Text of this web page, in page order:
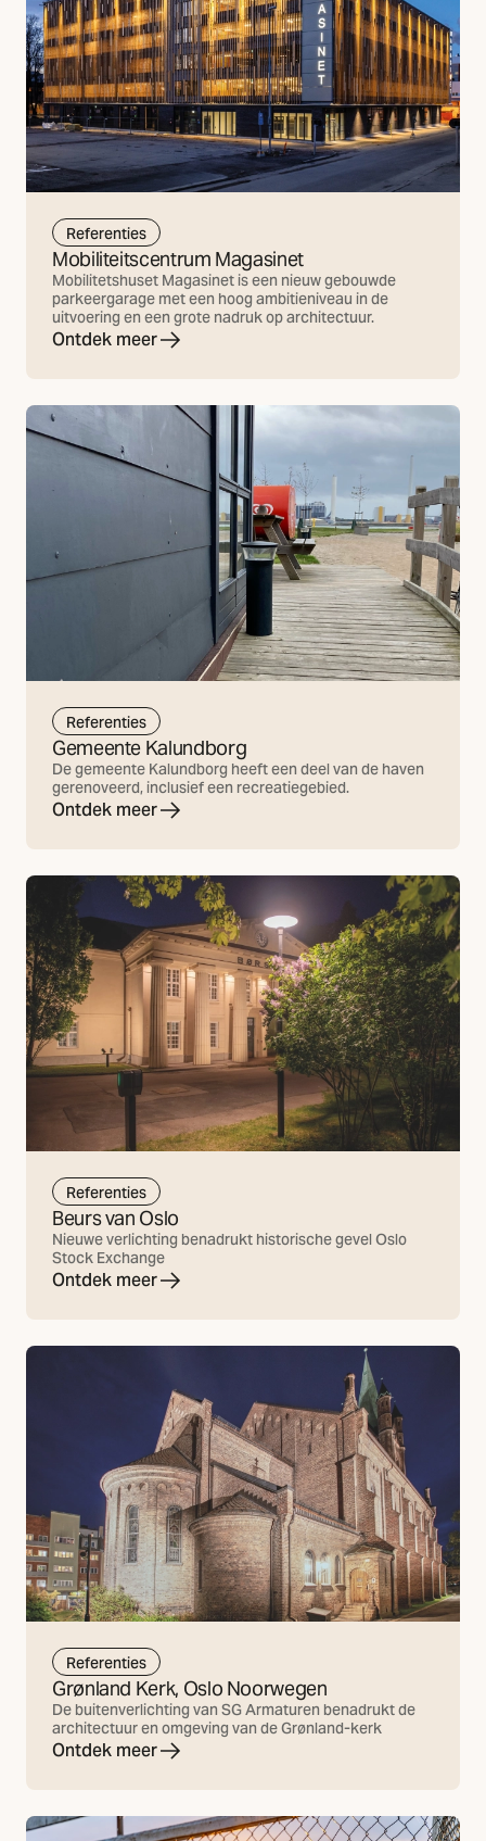
Referenties
Mobiliteitscentrum Magasinet
Mobilitetshuset Magasinet is een nieuw gebouwde
parkeergarage met een hoog ambitieniveau in de
uitvoering en een grote nadruk op architectuur.
Ontdek meer
Referenties
Gemeente Kalundborg
De gemeente Kalundborg heeft een deel van de haven
gerenoveerd, inclusief een recreatiegebied.
Ontdek meer
Referenties
Beurs van Oslo
Nieuwe verlichting benadrukt historische gevel Oslo
Stock Exchange
Ontdek meer
Referenties
Grønland Kerk, Oslo Noorwegen
De buitenverlichting van SG Armaturen benadrukt de
architectuur en omgeving van de Grønland-kerk
Ontdek meer